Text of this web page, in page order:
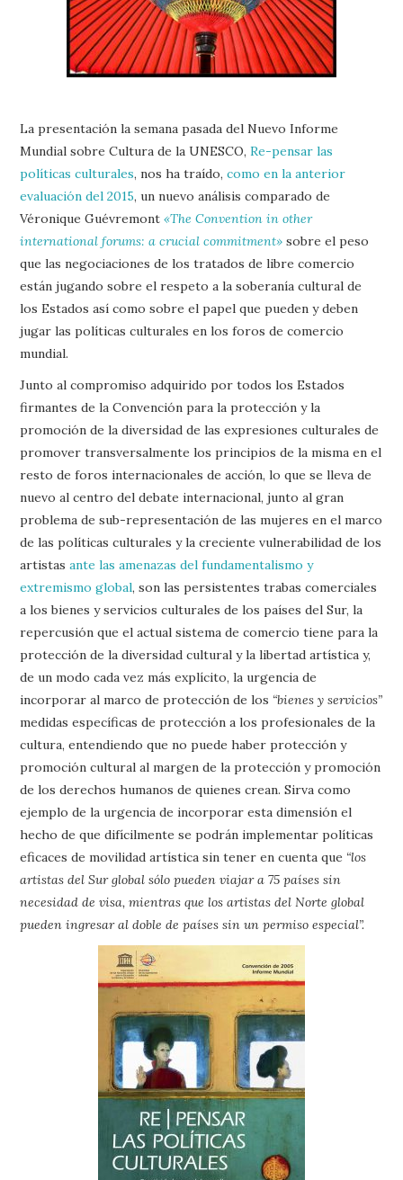
La presentación la semana pasada del Nuevo Informe
Mundial sobre Cultura de la UNESCO,Re-pensar las
políticas culturales, nos ha traído,como en la anterior
evaluación del 2015, un nuevo análisis comparado de
Véronique Guévremont«The Convention in other
international forums: a crucial commitment» sobre el peso
que las negociaciones de los tratados de libre comercio
están jugando sobre el respeto a la soberanía cultural de
los Estados así como sobre el papel que pueden y deben
jugar las políticas culturales en los foros de comercio
mundial.
Junto al compromiso adquirido por todos los Estados
firmantes de la Convención para la protección y la
promoción de la diversidad de las expresiones culturales de
promover transversalmente los principios de la misma en el
resto de foros internacionales de acción, lo que se lleva de
nuevo al centro del debate internacional, junto al gran
problema de sub-representación de las mujeres en el marco
de las políticas culturales y la creciente vulnerabilidad de los
artistasante las amenazas del fundamentalismo y
extremismo global, son las persistentes trabas comerciales
a los bienes y servicios culturales de los países del Sur, la
repercusión que el actual sistema de comercio tiene para la
protección de la diversidad cultural y la libertad artística y,
de un modo cada vez más explícito, la urgencia de
incorporar al marco de protección de los “bienes y servicios”
medidas específicas de protección a los profesionales de la
cultura, entendiendo que no puede haber protección y
promoción cultural al margen de la protección y promoción
de los derechos humanos de quienes crean. Sirva como
ejemplo de la urgencia de incorporar esta dimensión el
hecho de que difícilmente se podrán implementar políticas
eficaces de movilidad artística sin tener en cuenta que “los
artistas del Sur global sólo pueden viajar a 75 países sin
necesidad de visa, mientras que los artistas del Norte global
pueden ingresar al doble de países sin un permiso especial”.